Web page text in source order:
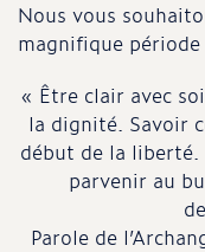
Nous vous
magnifique
« Être clair avec
la dignité. Savoir
début de la liberté.
parvenir au
Parole de